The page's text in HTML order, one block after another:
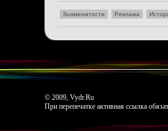
Знаменитости Реклама
© 2009, Vydr.Ru
При перепечатке активная ссылка